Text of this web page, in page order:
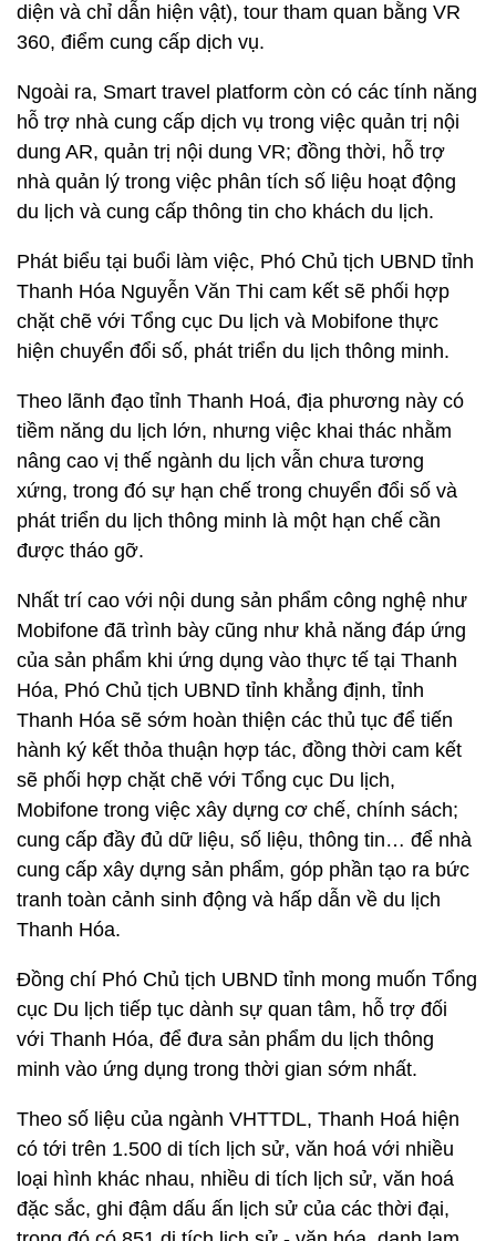
diện và chỉ dẫn hiện vật), tour tham quan bằng VR
360, điểm cung cấp dịch vụ.
Ngoài ra, Smart travel platform còn có các tính năng
hỗ trợ nhà cung cấp dịch vụ trong việc quản trị nội
dung AR, quản trị nội dung VR; đồng thời, hỗ trợ
nhà quản lý trong việc phân tích số liệu hoạt động
du lịch và cung cấp thông tin cho khách du lịch.
Phát biểu tại buổi làm việc, Phó Chủ tịch UBND tỉnh
Thanh Hóa Nguyễn Văn Thi cam kết sẽ phối hợp
chặt chẽ với Tổng cục Du lịch và Mobifone thực
hiện chuyển đổi số, phát triển du lịch thông minh.
Theo lãnh đạo tỉnh Thanh Hoá, địa phương này có
tiềm năng du lịch lớn, nhưng việc khai thác nhằm
nâng cao vị thế ngành du lịch vẫn chưa tương
xứng, trong đó sự hạn chế trong chuyển đổi số và
phát triển du lịch thông minh là một hạn chế cần
được tháo gỡ.
Nhất trí cao với nội dung sản phẩm công nghệ như
Mobifone đã trình bày cũng như khả năng đáp ứng
của sản phẩm khi ứng dụng vào thực tế tại Thanh
Hóa, Phó Chủ tịch UBND tỉnh khẳng định, tỉnh
Thanh Hóa sẽ sớm hoàn thiện các thủ tục để tiến
hành ký kết thỏa thuận hợp tác, đồng thời cam kết
sẽ phối hợp chặt chẽ với Tổng cục Du lịch,
Mobifone trong việc xây dựng cơ chế, chính sách;
cung cấp đầy đủ dữ liệu, số liệu, thông tin… để nhà
cung cấp xây dựng sản phẩm, góp phần tạo ra bức
tranh toàn cảnh sinh động và hấp dẫn về du lịch
Thanh Hóa.
Đồng chí Phó Chủ tịch UBND tỉnh mong muốn Tổng
cục Du lịch tiếp tục dành sự quan tâm, hỗ trợ đối
với Thanh Hóa, để đưa sản phẩm du lịch thông
minh vào ứng dụng trong thời gian sớm nhất.
Theo số liệu của ngành VHTTDL, Thanh Hoá hiện
có tới trên 1.500 di tích lịch sử, văn hoá với nhiều
loại hình khác nhau, nhiều di tích lịch sử, văn hoá
đặc sắc, ghi đậm dấu ấn lịch sử của các thời đại,